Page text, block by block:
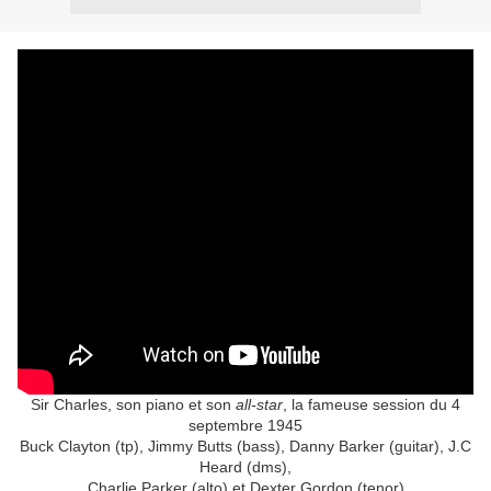
Sir Charles, son piano et son all-star , la fameuse session du 4
septembre 1945
Buck Clayton (tp), Jimmy Butts (bass), Danny Barker (guitar), J.C
Heard (dms),